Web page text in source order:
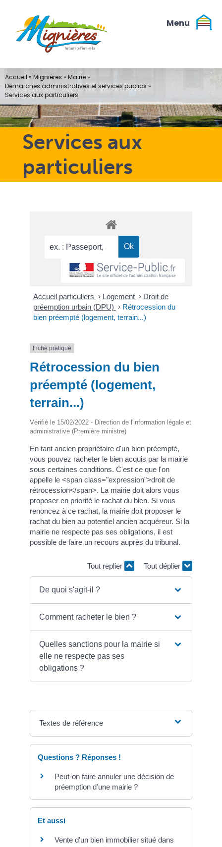
contenu
Services aux
particuliers
Accueil » Mignières » Mairie»
Démarches administratives et services publics »
Services aux particuliers
Accueil particuliers > Logement > Droit de
préemption urbain (DPU) > Rétrocession du
bien préempté (logement, terrain...)
Fiche pratique
Rétrocession du bien
préempté (logement,
terrain...)
Vérifié le 15/02/2022 - Direction de l'information légale et
administrative (Première ministre)
En tant ancien propriétaire d'un bien préempté,
vous pouvez racheter le bien acquis par la mairie
sous certaines conditions. C'est ce que l'on
appelle le <span class="expression">droit de
rétrocession</span>. La mairie doit alors vous
proposer en priorité le rachat du bien. Si vous
renoncez à ce rachat, la mairie doit proposer le
rachat du bien au potentiel ancien acquéreur. Si la
mairie ne respecte pas ses obligations, il est
possible de faire un recours auprès du tribunal.
Tout replier Tout déplier
De quoi s'agit-il ?
Comment racheter le bien ?
Quelles sanctions pour la mairie si
elle ne respecte pas ses
obligations ?
Textes de référence
Questions ? Réponses !
Peut-on faire annuler une décision de
préemption d'une mairie ?
Et aussi
Vente d'un bien immobilier situé dans